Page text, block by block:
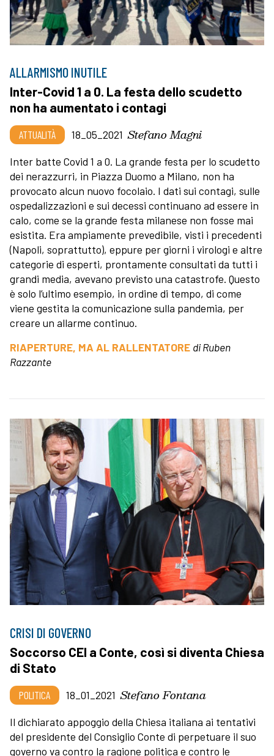
ALLARMISMO INUTILE
Inter-Covid 1 a 0. La festa dello scudetto
non ha aumentato i contagi
ATTUALITÀ 18_05_2021 Stefano Magni
Inter batte Covid 1 a 0. La grande festa per lo scudetto
dei nerazzurri, in Piazza Duomo a Milano, non ha
provocato alcun nuovo focolaio. I dati sui contagi, sulle
ospedalizzazioni e sui decessi continuano ad essere in
calo, come se la grande festa milanese non fosse mai
esistita. Era ampiamente prevedibile, visti i precedenti
(Napoli, soprattutto), eppure per giorni i virologi e altre
categorie di esperti, prontamente consultati da tutti i
grandi media, avevano previsto una catastrofe. Questo
è solo l’ultimo esempio, in ordine di tempo, di come
viene gestita la comunicazione sulla pandemia, per
creare un allarme continuo.
RIAPERTURE, MA AL RALLENTATORE di Ruben
Razzante
CRISI DI GOVERNO
Soccorso CEI a Conte, così si diventa Chiesa
di Stato
POLITICA 18_01_2021 Stefano Fontana
Il dichiarato appoggio della Chiesa italiana ai tentativi
del presidente del Consiglio Conte di perpetuare il suo
governo va contro la ragione politica e contro le